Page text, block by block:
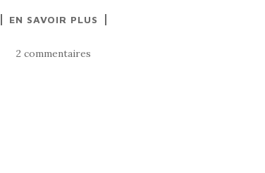
EN SAVOIR PLUS
2 commentaires